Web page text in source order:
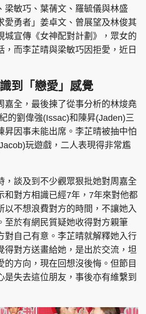
梁敏巧、葉蒨文、羅毓儀與林盛
愛勇者」姜卓文、曾展望及林俊其
城宣傳《女神配對計劃》，眾女的
，而李芷晴與梁敏巧因拒愛，近日
到「戀愛」感覺
嘉全，最後揀了從事分析的林焌堯
的劉偉強(Issac)和陳昇(Jaden)三
昇因事未能出席。李芷晴被抽中怕
玩遊戲，二人表現得非常尷
，談及到不少觀眾狠批她對周嘉全
和對方相識已經7年，7年來對他都
以不想浪費對方的時間，不讓她入
至於有網民質疑她收得對方親筆
對自己有意。李芷晴就解釋她入行
得對方送畫給她，是出於交流，坦
的方向，現在回想沒後悔。但節目
是失去這位朋友，事後亦有維繫到